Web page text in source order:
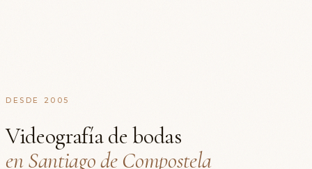
DESDE 2005
Videografía de bodas
en Santiago de Compostela